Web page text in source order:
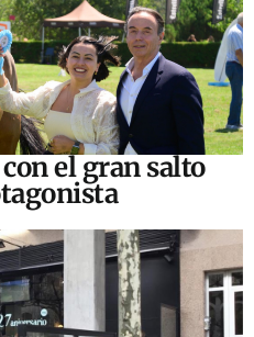
el gran salto